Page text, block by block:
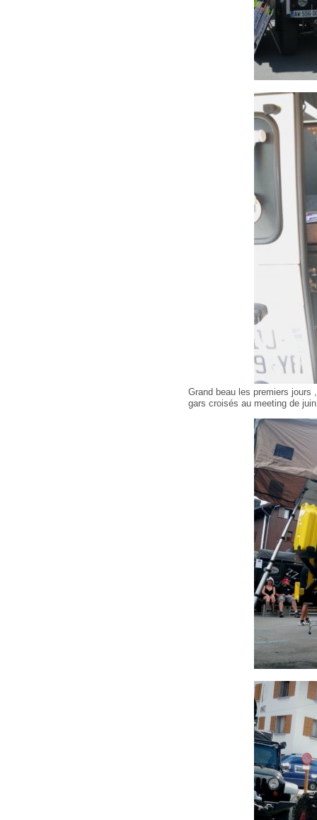
Grand beau les premiers jours
gars croisés au meeting de